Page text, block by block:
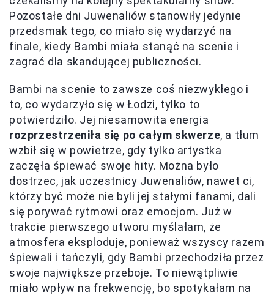
Pozostałe dni Juwenaliów stanowiły jedynie
przedsmak tego, co miało się wydarzyć na
finale, kiedy Bambi miała stanąć na scenie i
zagrać dla skandującej publiczności.
Bambi na scenie to zawsze coś niezwykłego i
to, co wydarzyło się w Łodzi, tylko to
potwierdziło. Jej niesamowita energia
rozprzestrzeniła się po całym skwerze, a tłum
wzbił się w powietrze, gdy tylko artystka
zaczęła śpiewać swoje hity. Można było
dostrzec, jak uczestnicy Juwenaliów, nawet ci,
którzy być może nie byli jej stałymi fanami, dali
się porywać rytmowi oraz emocjom. Już w
trakcie pierwszego utworu myślałam, że
atmosfera eksploduje, ponieważ wszyscy razem
śpiewali i tańczyli, gdy Bambi przechodziła przez
swoje największe przeboje. To niewątpliwie
miało wpływ na frekwencję, bo spotykałam na